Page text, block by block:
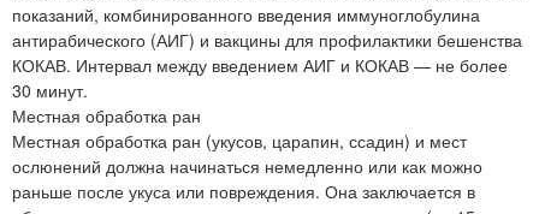
показаний, комбинированного введения иммуноглобулина
антирабического (АИГ) и вакцины для профилактики бешенства
КОКАВ. Интервал между введением АИГ и КОКАВ — не более
30 минут.
Местная обработка ран
Местная обработка ран (укусов, царапин, ссадин) и мест
ослюнений должна начинаться немедленно или как можно
раньше после укуса или повреждения. Она заключается в